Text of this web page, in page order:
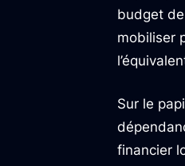
budget
mobiliser
Sur le
financier